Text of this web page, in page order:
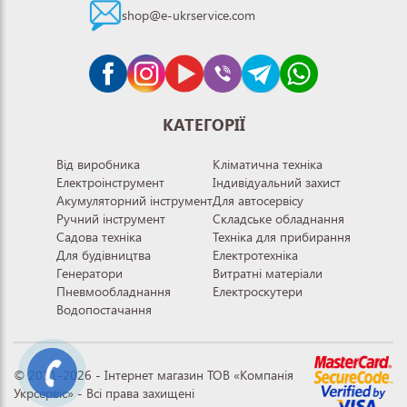
shop@e-ukrservice.com
КАТЕГОРІЇ
Від виробника
Електроінструмент
Акумуляторний інструмент
Ручний інструмент
Садова техніка
Для будівництва
Генератори
Пневмообладнання
Водопостачання
Кліматична техніка
Індивідуальний захист
Для автосервісу
Складське обладнання
Техніка для прибирання
Електротехніка
Витратні матеріали
Електроскутери
© 2011-2026 - Інтернет магазин ТОВ «Компанія
Укрсервіс» - Всі права захищені